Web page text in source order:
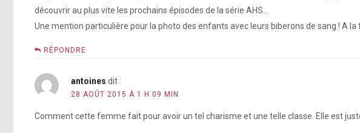
découvrir au plus vite les prochains épisodes de la série AHS…
Une mention particulière pour la photo des enfants avec leurs biberons de sang ! A la
RÉPONDRE
antoines dit :
28 AOÛT 2015 À 1 H 09 MIN
Comment cette femme fait pour avoir un tel charisme et une telle classe. Elle est